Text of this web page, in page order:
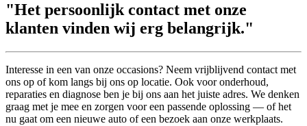
"Het persoonlijk contact met onze
klanten vinden wij erg belangrijk."
Interesse in een van onze occasions? Neem vrijblijvend contact met
ons op of kom langs bij ons op locatie. Ook voor onderhoud,
reparaties en diagnose ben je bij ons aan het juiste adres. We denken
graag met je mee en zorgen voor een passende oplossing — of het
nu gaat om een nieuwe auto of een bezoek aan onze werkplaats.